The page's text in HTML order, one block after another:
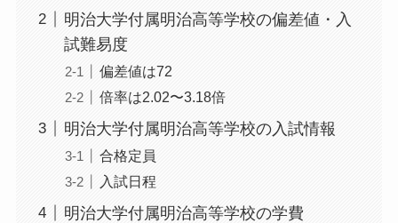
明治大学付属明治高等学校の偏差値・入
試難易度
偏差値は72
倍率は2.02〜3.18倍
明治大学付属明治高等学校の入試情報
合格定員
入試日程
明治大学付属明治高等学校の学費